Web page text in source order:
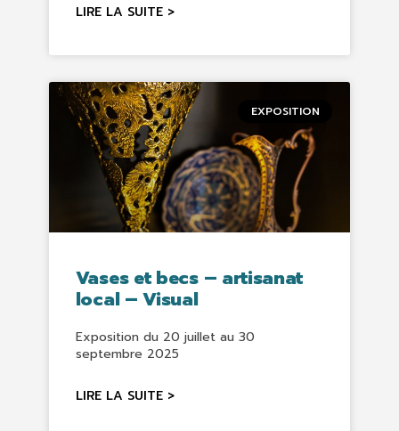
LIRE LA SUITE >
EXPOSITION
Vases et becs – artisanat
local – Visual
Exposition du 20 juillet au 30
septembre 2025
LIRE LA SUITE >